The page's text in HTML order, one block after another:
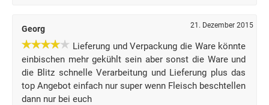
Georg 21. Dezember 2015
Lieferung und Verpackung die Ware könnte
einbischen mehr gekühlt sein aber sonst die Ware und
die Blitz schnelle Verarbeitung und Lieferung plus das
top Angebot einfach nur super wenn Fleisch beschtellen
dann nur bei euch